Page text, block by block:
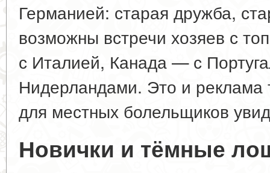
Германией: старая дружба,
возможны встречи хозяев с
с Италией, Канада — с
Нидерландами. Это и реклама
для местных болельщиков
Новички и тёмные